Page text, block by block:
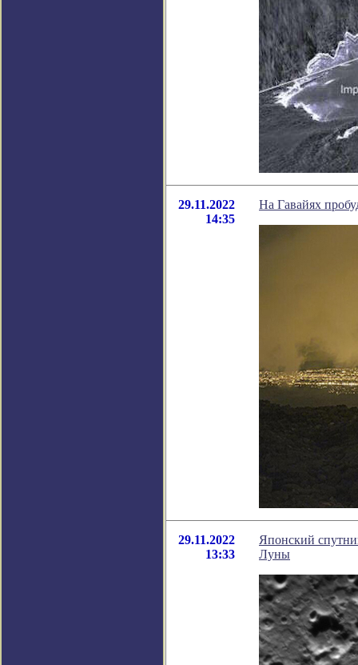
29.11.2022
14:35
На Гавайях
29.11.2022
13:33
Японский
Луны